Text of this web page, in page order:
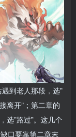
到老人那段，选”
离开”；第二章的
选”路过”。这几个
口要靠第二章末